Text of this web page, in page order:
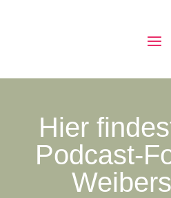
Hier
Podcast-